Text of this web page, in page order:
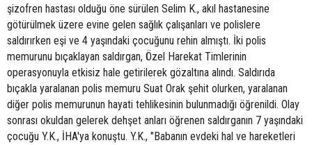
şizofren hastası olduğu öne sürülen Selim K., akıl hastanesine
götürülmek üzere evine gelen sağlık çalışanları ve polislere
saldırırken eşi ve 4 yaşındaki çocuğunu rehin almıştı. İki polis
memurunu bıçaklayan saldırgan, Özel Harekat Timlerinin
operasyonuyla etkisiz hale getirilerek gözaltına alındı. Saldırıda
bıçakla yaralanan polis memuru Suat Orak şehit olurken, yaralanan
diğer polis memurunun hayati tehlikesinin bulunmadığı öğrenildi. Olay
sonrası okuldan gelerek dehşet anları öğrenen saldırganın 7 yaşındaki
çocuğu Y.K., İHA'ya konuştu. Y.K., "Babanın evdeki hal ve hareketleri